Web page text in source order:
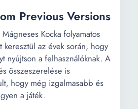
Previous Versions
Kocka folyamatos
keresztül az évek során, hogy
nyújtson a felhasználóknak. A
összeszerelése is
hogy még izgalmasabb és
a játék.